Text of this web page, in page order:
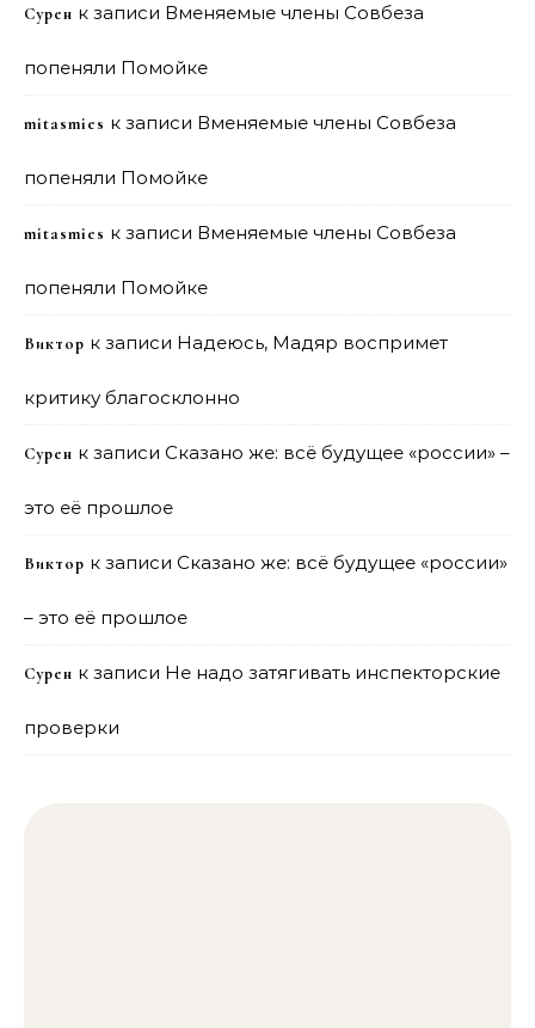
Сурен к записи Вменяемые члены Совбеза
попеняли Помойке
mitasmies к записи Вменяемые члены Совбеза
попеняли Помойке
mitasmies к записи Вменяемые члены Совбеза
попеняли Помойке
Виктор к записи Надеюсь, Мадяр воспримет
критику благосклонно
Сурен к записи Сказано же: всё будущее «россии» –
это её прошлое
Виктор к записи Сказано же: всё будущее «россии»
– это её прошлое
Сурен к записи Не надо затягивать инспекторские
проверки